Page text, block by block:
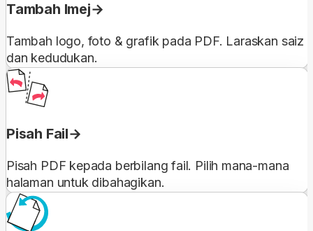
Tambah Imej
Tambah logo, foto & grafik pada PDF. Laraskan saiz
dan kedudukan.
Pisah Fail
Pisah PDF kepada berbilang fail. Pilih mana-mana
halaman untuk dibahagikan.